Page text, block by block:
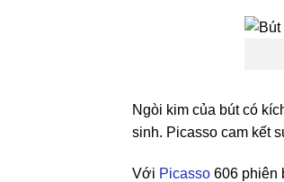
Ngòi kim của bút có
sinh. Picasso cam kết
Với Picasso 606 phiên